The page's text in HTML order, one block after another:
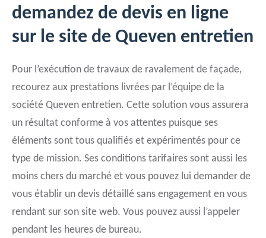
demandez de devis en ligne
sur le site de Queven entretien
Pour l’exécution de travaux de ravalement de façade,
recourez aux prestations livrées par l’équipe de la
société Queven entretien. Cette solution vous assurera
un résultat conforme à vos attentes puisque ses
éléments sont tous qualifiés et expérimentés pour ce
type de mission. Ses conditions tarifaires sont aussi les
moins chers du marché et vous pouvez lui demander de
vous établir un devis détaillé sans engagement en vous
rendant sur son site web. Vous pouvez aussi l’appeler
pendant les heures de bureau.